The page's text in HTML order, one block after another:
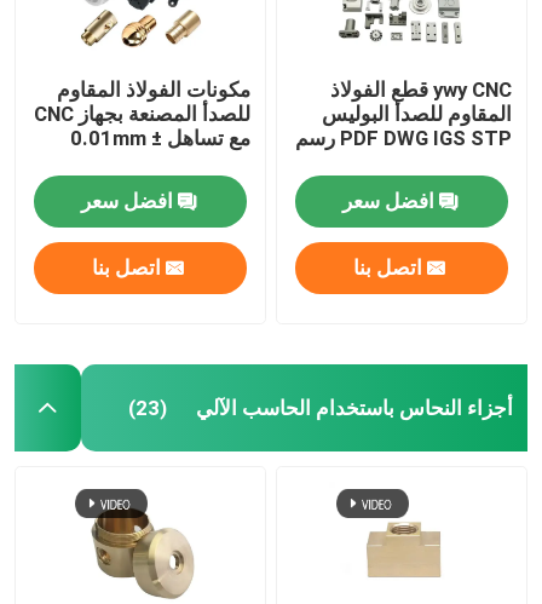
ywy CNC قطع الفولاذ
المقاوم للصدأ البوليس
PDF DWG IGS STP رسم
افضل سعر
اتصل بنا
مكونات الفولاذ المقاوم
للصدأ المصنعة بجهاز CNC
مع تساهل ± 0.01mm
افضل سعر
اتصل بنا
أجزاء النحاس باستخدام الحاسب الآلي (23)